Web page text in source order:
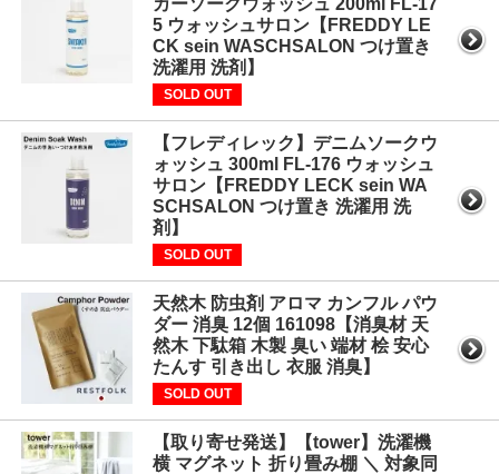
カーソークウォッシュ 200ml FL-17
5 ウォッシュサロン【FREDDY LE
CK sein WASCHSALON つけ置き
洗濯用 洗剤】
SOLD OUT
【フレディレック】デニムソークウ
ォッシュ 300ml FL-176 ウォッシュ
サロン【FREDDY LECK sein WA
SCHSALON つけ置き 洗濯用 洗
剤】
SOLD OUT
天然木 防虫剤 アロマ カンフル パウ
ダー 消臭 12個 161098【消臭材 天
然木 下駄箱 木製 臭い 端材 桧 安心
たんす 引き出し 衣服 消臭】
SOLD OUT
【取り寄せ発送】【tower】洗濯機
横 マグネット 折り畳み棚 ＼ 対象同